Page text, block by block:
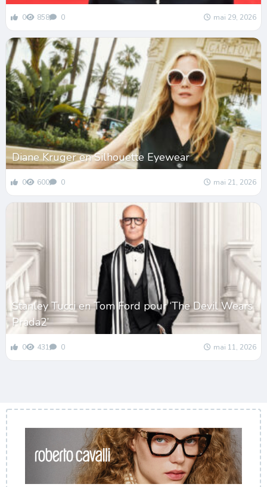
0 858 0 mai 29, 2026
Diane Kruger en Silhouette Eyewear
0 600 0 mai 21, 2026
Stanley Tucci en Tom Ford pour ‘The Devil Wears
Prada2’
0 431 0 mai 11, 2026